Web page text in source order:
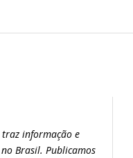
informação e
Brasil. Publicamos